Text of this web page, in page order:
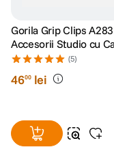
Gorila Grip Clips
Accesorii Studio cu
(5)
4600 lei